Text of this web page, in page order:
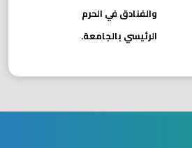
والفنادق في الحرم
الرئيسي بالجامعة.